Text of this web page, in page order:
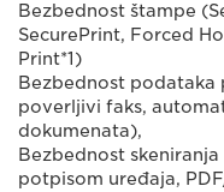
Bezbednost štampe
SecurePrint, Forced
Print*1)
Bezbednost podataka
poverljivi faks,
dokumenata),
Bezbednost
potpisom uređaja,